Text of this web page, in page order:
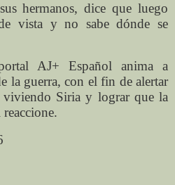
hermanos, dice que luego
vista y no sabe dónde se
AJ+ Español anima a
la guerra, con el fin de alertar
viviendo Siria y lograr que la